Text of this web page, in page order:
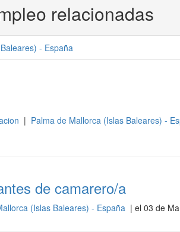
relacionadas
) - España
| Palma de Mallorca (Islas Baleares) -
de camarero/a
(Islas Baleares) - España | el 03 de